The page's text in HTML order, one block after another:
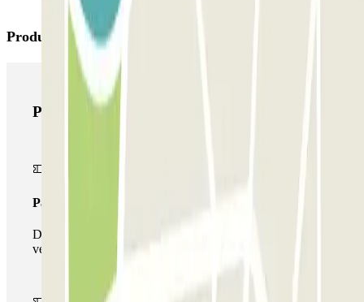
Productes de Parclick
Productes de Parclick
Passi simple
Durant la teva estada podràs entrar i sortir una única
vegada al pàrquing